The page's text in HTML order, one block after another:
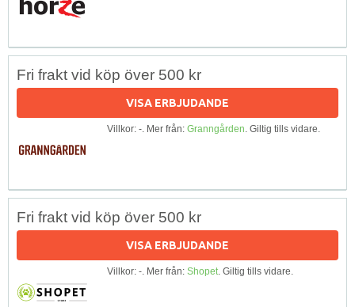
Fri frakt vid köp över 500 kr
VISA ERBJUDANDE
Villkor: -. Mer från: Granngården. Giltig tills vidare.
Fri frakt vid köp över 500 kr
VISA ERBJUDANDE
Villkor: -. Mer från: Shopet. Giltig tills vidare.